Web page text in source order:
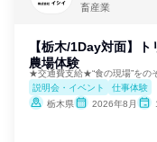
畜産業
【栃木/1Day対面】
農場体験
★交通費支給★“食の現場”をの
説明会・イベント
仕事体験
栃木県
2026年8月